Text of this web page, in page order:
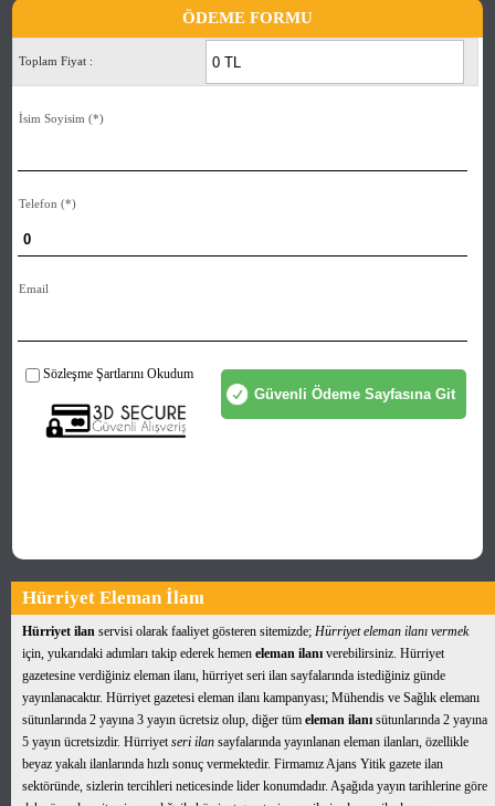
ÖDEME FORMU
Toplam Fiyat :
İsim Soyisim(*)
Telefon(*)
Email
Sözleşme Şartlarını Okudum
Hürriyet Eleman İlanı
Hürriyet ilan servisi olarak faaliyet gösteren sitemizde; Hürriyet eleman ilanı vermek
için, yukarıdaki adımları takip ederek hemen eleman ilanı verebilirsiniz. Hürriyet
gazetesine verdiğiniz eleman ilanı, hürriyet seri ilan sayfalarında istediğiniz günde
yayınlanacaktır. Hürriyet gazetesi eleman ilanı kampanyası; Mühendis ve Sağlık elemanı
sütunlarında 2 yayına 3 yayın ücretsiz olup, diğer tüm eleman ilanı sütunlarında 2 yayına
5 yayın ücretsizdir. Hürriyetseri ilan sayfalarında yayınlanan eleman ilanları, özellikle
beyaz yakalı ilanlarında hızlı sonuç vermektedir. Firmamız Ajans Yitik gazete ilan
sektöründe, sizlerin tercihleri neticesinde lider konumdadır. Aşağıda yayın tarihlerine göre